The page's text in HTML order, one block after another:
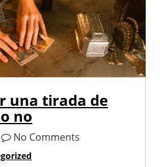
una tirada de
no
No Comments